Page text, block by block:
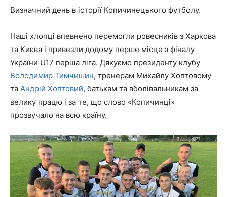
Визначний день в історії Копичинецького футболу.
Наші хлопці впевнено перемогли ровесників з Харкова
та Києва і привезли додому перше місце з фіналу
України U17 перша ліга. Дякуємо президенту клубу
Володимир Тимчишин, тренерам Михайлу Хоптовому
та Андрій Хоптовий, батькам та вболівальникам за
велику працю і за те, що слово «Копичинці»
прозвучало на всю країну.